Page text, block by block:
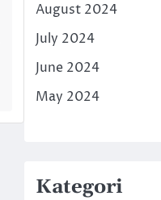
August 2024
July 2024
June 2024
May 2024
Kategori